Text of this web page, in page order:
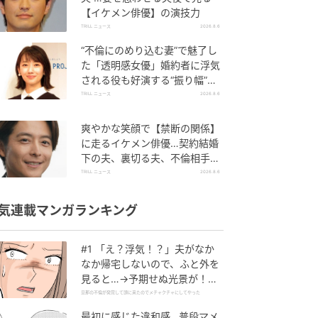
【イケメン俳優】の演技力
TRILL ニュース 2026.8.6
“不倫にのめり込む妻”で魅了し
た「透明感女優」婚約者に浮気
される役も好演する“振り幅”が
スゴイ
TRILL ニュース 2026.8.6
爽やかな笑顔で【禁断の関係】
に走るイケメン俳優…契約結婚
下の夫、裏切る夫、不倫相手を
演じ分けた俳優の危うい魅力
TRILL ニュース 2026.8.6
連載マンガランキング
#1 「え？浮気！？」夫がなか
なか帰宅しないので、ふと外を
見ると…→予期せぬ光景が！｜
旦那の不倫が発覚して頭に来た
旦那の不倫が発覚して頭に来たのでメチャクチャにしてやった